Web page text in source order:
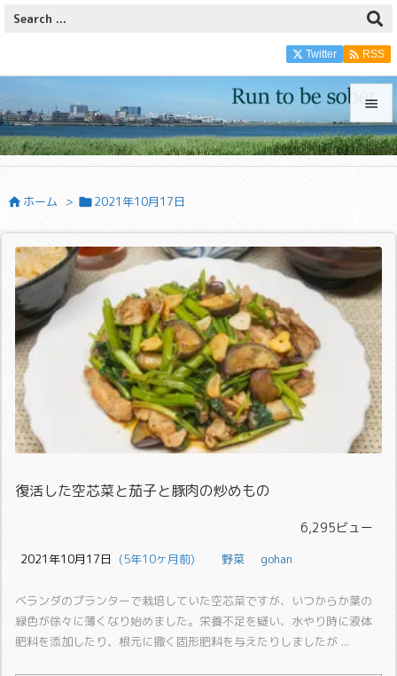



前へ

次へ

検索
Twitter  RSS
 ホーム > 2021年10月17日
復活した空芯菜と茄子と豚肉の炒めもの
6,295ビュー
2021年10月17日
  (5年10ヶ月前)
野菜 gohan
ベランダのプランターで栽培していた空芯菜ですが、いつからか葉の
緑色が徐々に薄くなり始めました。 栄養不足を疑い、水やり時に液体
肥料を添加したり、根元に撒く固形肥料を与えたりしましたが ...